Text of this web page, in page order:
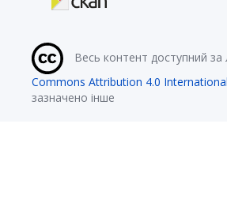
Весь контент доступний за
Commons Attribution 4.0
зазначено інше